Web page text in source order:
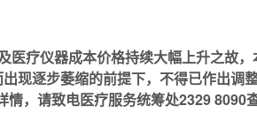
疗仪器成本价格持续大幅上升之故，
现逐步萎缩的前提下，不得已作出调
，请致电医疗服务统筹处2329 8090查